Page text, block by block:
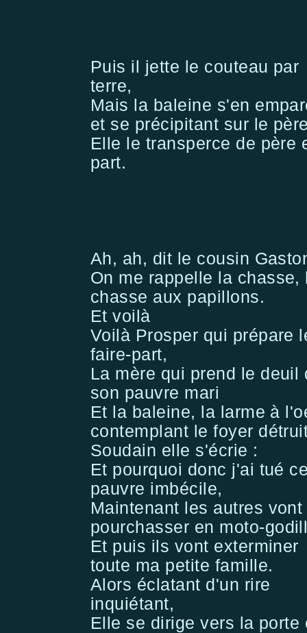
Puis il jette le couteau par
terre,
Mais la baleine s'en
et se précipitant sur le
Elle le transperce de père
part.
Ah, ah, dit le cousin
On me rappelle la chasse,
chasse aux papillons.
Et voilà
Voilà Prosper qui prépare
faire-part,
La mère qui prend le deuil
son pauvre mari
Et la baleine, la larme à
contemplant le foyer
Soudain elle s'écrie :
Et pourquoi donc j'ai tué
pauvre imbécile,
Maintenant les autres vont
pourchasser en moto-
Et puis ils vont exterminer
toute ma petite famille.
Alors éclatant d'un rire
inquiétant,
Elle se dirige vers la porte